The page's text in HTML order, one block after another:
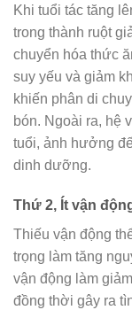
Khi tuổi tác tăng
trong thành ruột
chuyển hóa thức
suy yếu và giảm
khiến phân di
bón. Ngoài ra, hệ
tuổi, ảnh hưởng
dinh dưỡng.
Thứ 2, Ít vận
Thiếu vận động
trọng làm tăng
vận động làm
đồng thời gây ra